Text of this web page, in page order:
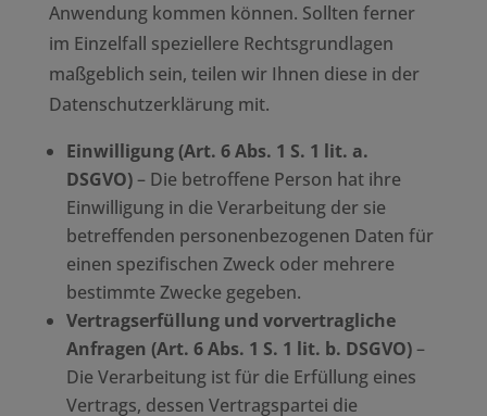
Anwendung kommen können. Sollten ferner
im Einzelfall speziellere Rechtsgrundlagen
maßgeblich sein, teilen wir Ihnen diese in der
Datenschutzerklärung mit.
Einwilligung (Art. 6 Abs. 1 S. 1 lit. a.
DSGVO)– Die betroffene Person hat ihre
Einwilligung in die Verarbeitung der sie
betreffenden personenbezogenen Daten für
einen spezifischen Zweck oder mehrere
bestimmte Zwecke gegeben.
Vertragserfüllung und vorvertragliche
Anfragen (Art. 6 Abs. 1 S. 1 lit. b. DSGVO)–
Die Verarbeitung ist für die Erfüllung eines
Vertrags, dessen Vertragspartei die